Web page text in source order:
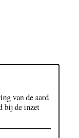
van de aard
bij de inzet